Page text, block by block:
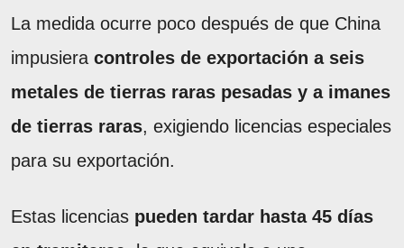
La medida ocurre poco después de que China
impusiera controles de exportación a seis
metales de tierras raras pesadas y a imanes
de tierras raras, exigiendo licencias especiales
para su exportación.
Estas licencias pueden tardar hasta 45 días